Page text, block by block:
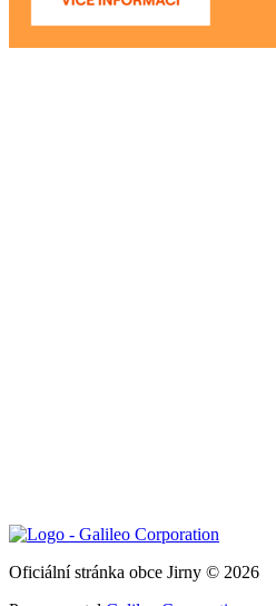
Oficiální stránka obce Jirny © 2026